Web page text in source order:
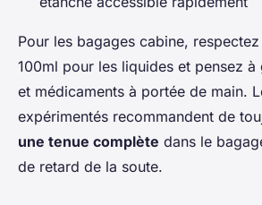
Pour les bagages cabine,
100ml pour les liquides et pensez
et médicaments à portée de main.
expérimentés recommandent de
une tenue complète dans le
de retard de la soute.